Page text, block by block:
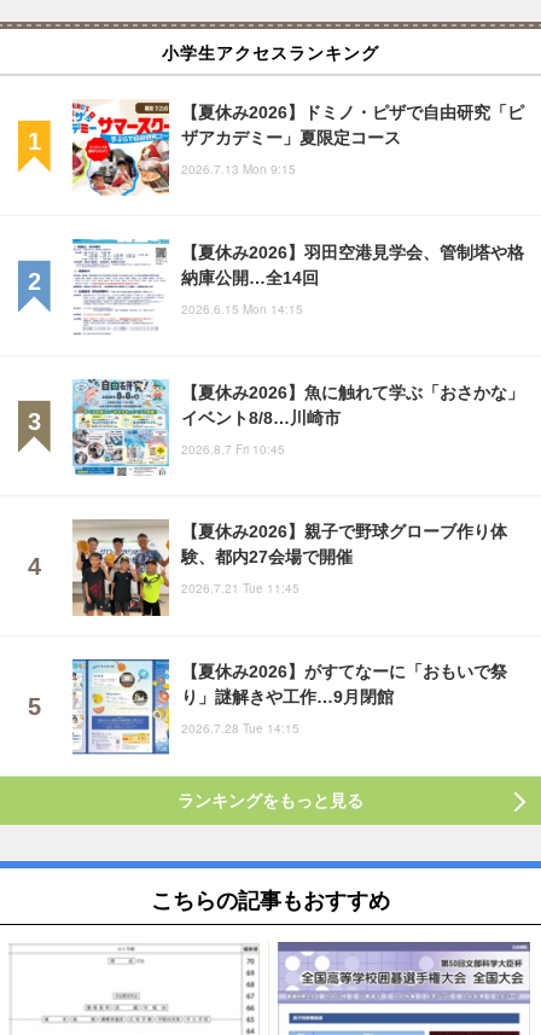
小学生アクセスランキング
【夏休み2026】ドミノ・ピザで自由研究「ピ
ザアカデミー」夏限定コース
2026.7.13 Mon 9:15
【夏休み2026】羽田空港見学会、管制塔や格
納庫公開…全14回
2026.6.15 Mon 14:15
【夏休み2026】魚に触れて学ぶ「おさかな」
イベント8/8…川崎市
2026.8.7 Fri 10:45
【夏休み2026】親子で野球グローブ作り体
験、都内27会場で開催
2026.7.21 Tue 11:45
【夏休み2026】がすてなーに「おもいで祭
り」謎解きや工作…9月閉館
2026.7.28 Tue 14:15
ランキングをもっと見る
こちらの記事もおすすめ